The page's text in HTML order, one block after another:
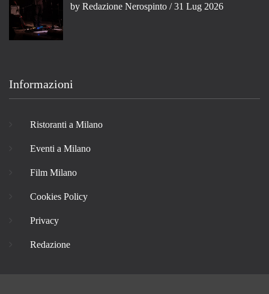
by Redazione Nerospinto / 31 Lug 2026
Informazioni
Ristoranti a Milano
Eventi a Milano
Film Milano
Cookies Policy
Privacy
Redazione